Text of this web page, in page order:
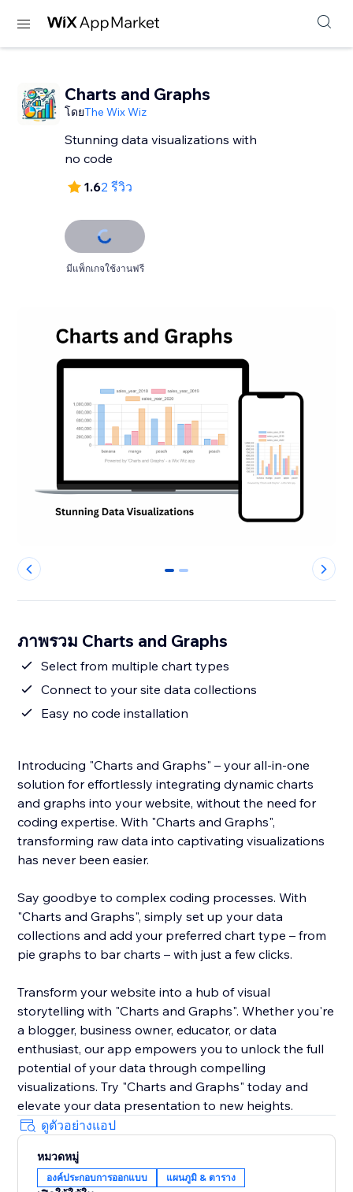
Charts and Graphs
โดยThe Wix Wiz
Stunning data visualizations with
no code
1.62 รีวิว
มีแพ็กเกจใช้งานฟรี
0 1
ภาพรวม Charts and Graphs
Select from multiple chart types
Connect to your site data collections
Easy no code installation
Introducing "Charts and Graphs" – your all-in-one
solution for effortlessly integrating dynamic charts
and graphs into your website, without the need for
coding expertise. With "Charts and Graphs",
transforming raw data into captivating visualizations
has never been easier.
Say goodbye to complex coding processes. With
"Charts and Graphs", simply set up your data
collections and add your preferred chart type – from
pie graphs to bar charts – with just a few clicks.
Transform your website into a hub of visual
storytelling with "Charts and Graphs". Whether you're
a blogger, business owner, educator, or data
enthusiast, our app empowers you to unlock the full
potential of your data through compelling
visualizations. Try "Charts and Graphs" today and
elevate your data presentation to new heights.
ดูตัวอย่างแอป
หมวดหมู่
องค์ประกอบการออกแบบ แผนภูมิ & ตาราง